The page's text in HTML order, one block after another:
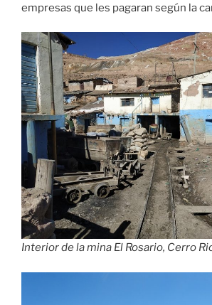
empresas que les pagaran según la
Interior de la mina El Rosario, Cerro